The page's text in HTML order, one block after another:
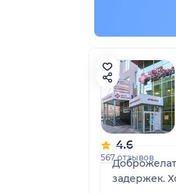
4.6
567 отзывов
задержек.